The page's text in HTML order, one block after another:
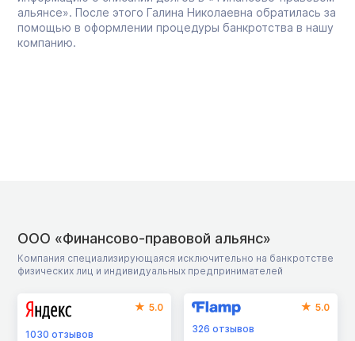
альянсе». После этого Галина Николаевна обратилась за
помощью в оформлении процедуры банкротства в нашу
компанию.
ООО «Финансово-правовой альянс»
Компания специализирующаяся исключительно на банкротстве
физических лиц и индивидуальных предпринимателей
5.0
1030 отзывов
5.0
326отзывов